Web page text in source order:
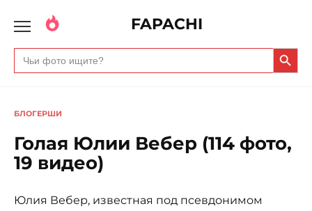
FAPACHI
Search
for:
Search Button
БЛОГЕРШИ
Голая Юлии Вебер (114 фото,
19 видео)
Юлия Вебер, известная под псевдонимом